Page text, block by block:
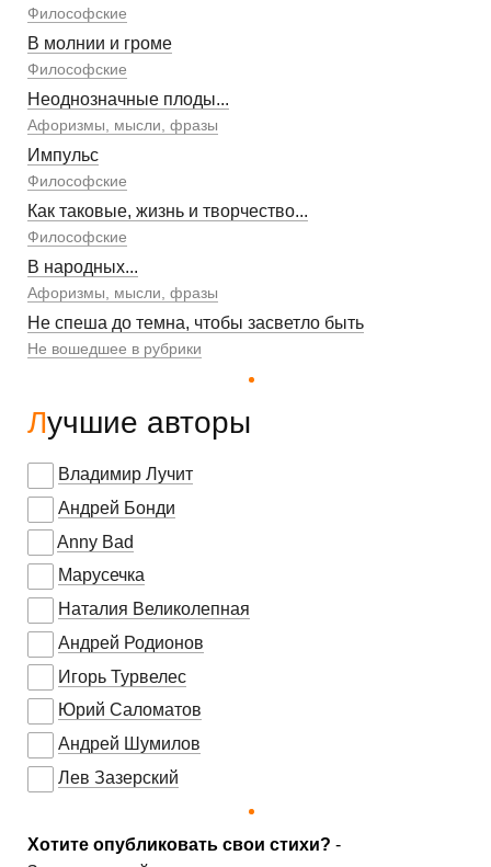
Философские
В молнии и громе
Философские
Неоднозначные плоды...
Афоризмы, мысли, фразы
Импульс
Философские
Как таковые, жизнь и творчество...
Философские
В народных...
Афоризмы, мысли, фразы
Не спеша до темна, чтобы засветло быть
Не вошедшее в рубрики
Лучшие авторы
Владимир Лучит
Андрей Бонди
Anny Bad
Марусечка
Наталия Великолепная
Андрей Родионов
Игорь Турвелес
Юрий Саломатов
Андрей Шумилов
Лев Зазерский
Хотите опубликовать свои стихи? -